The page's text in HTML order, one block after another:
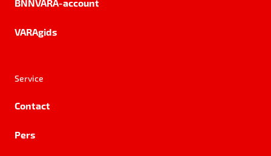
BNNVARA-account
VARAgids
Service
Contact
Pers